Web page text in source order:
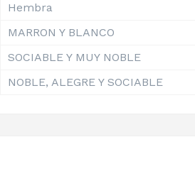
Hembra
MARRON Y BLANCO
SOCIABLE Y MUY NOBLE
NOBLE, ALEGRE Y SOCIABLE